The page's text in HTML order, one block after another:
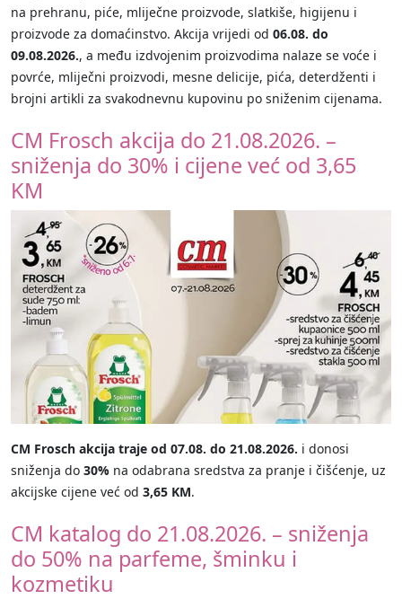
na prehranu, piće, mliječne proizvode, slatkiše, higijenu i
proizvode za domaćinstvo. Akcija vrijedi od 06.08. do
09.08.2026., a među izdvojenim proizvodima nalaze se voće i
povrće, mliječni proizvodi, mesne delicije, pića, deterdženti i
brojni artikli za svakodnevnu kupovinu po sniženim cijenama.
CM Frosch akcija do 21.08.2026. –
sniženja do 30% i cijene već od 3,65
KM
CM Frosch akcija traje od 07.08. do 21.08.2026. i donosi
sniženja do 30% na odabrana sredstva za pranje i čišćenje, uz
akcijske cijene već od 3,65 KM.
CM katalog do 21.08.2026. – sniženja
do 50% na parfeme, šminku i
kozmetiku